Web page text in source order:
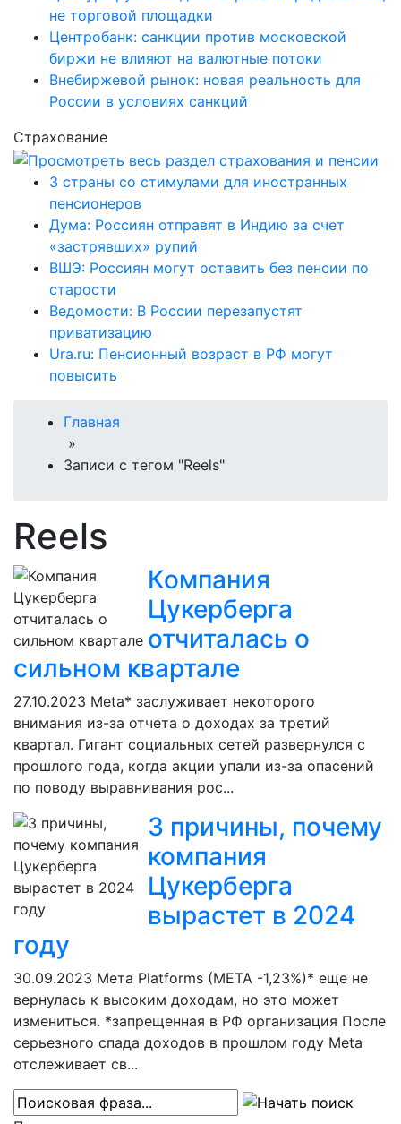
не торговой площадки
Центробанк: санкции против московской
биржи не влияют на валютные потоки
Внебиржевой рынок: новая реальность для
России в условиях санкций
Страхование
3 страны со стимулами для иностранных
пенсионеров
Дума: Россиян отправят в Индию за счет
«застрявших» рупий
ВШЭ: Россиян могут оставить без пенсии по
старости
Ведомости: В России перезапустят
приватизацию
Ura.ru: Пенсионный возраст в РФ могут
повысить
Главная
»
Записи с тегом "Reels"
Reels
Компания
Цукерберга
отчиталась о
сильном квартале
27.10.2023 Meta* заслуживает некоторого
внимания из-за отчета о доходах за третий
квартал. Гигант социальных сетей развернулся с
прошлого года, когда акции упали из-за опасений
по поводу выравнивания рос...
3 причины, почему
компания
Цукерберга
вырастет в 2024
году
30.09.2023 Мета Platforms (META -1,23%)* еще не
вернулась к высоким доходам, но это может
измениться. *запрещенная в РФ организация После
серьезного спада доходов в прошлом году Meta
отслеживает св...